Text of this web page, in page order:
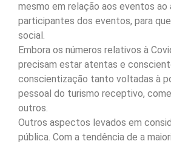
mesmo em relação aos eventos
participantes dos eventos, para
social.
Embora os números relativos à
precisam estar atentas e
conscientização tanto voltadas à
pessoal do turismo receptivo,
outros.
Outros aspectos levados em
pública. Com a tendência de a